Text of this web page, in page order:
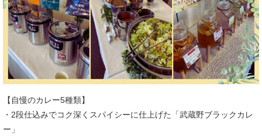
【自慢のカレー5種類】
・2段仕込みでコク深くスパイシーに仕上げた「武蔵野ブラックカレ
ー」